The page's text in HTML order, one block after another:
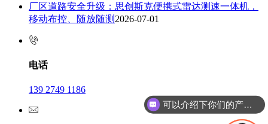
厂区道路安全升级：思创斯克便携式雷达测速一体机，
移动布控、随放随测 2026-07-01
电话
139 2749 1186
可以介绍下你们的产品么